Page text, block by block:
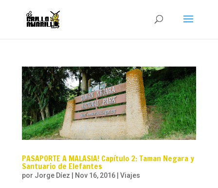
PASAPORTE A MALASIA! Capítulo 2: Taman Negara y
Santuario de Elefantes
por Jorge Díez Nov 16, 2016| Viajes